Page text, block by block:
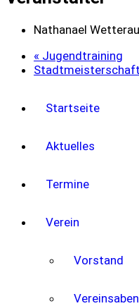
Nathanael Wetterau
« Jugendtraining
Startseite
Aktuelles
Termine
Verein
Vorstand